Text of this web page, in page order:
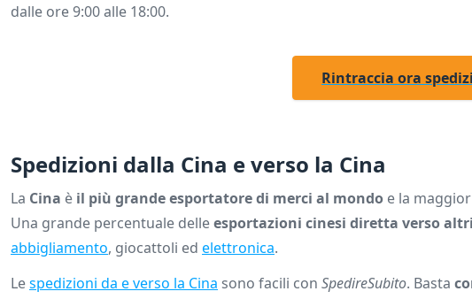
dalle ore 9:00 alle 18:00.
Rintraccia ora
Spedizioni dalla Cina e verso la Cina
La Cina è il più grande esportatore di merci al mondo e la
Una grande percentuale delleesportazioni cinesi diretta verso
abbigliamento, giocattoli ed elettronica.
Lespedizioni da e verso la Cina sono facili con SpedireSubito. Basta